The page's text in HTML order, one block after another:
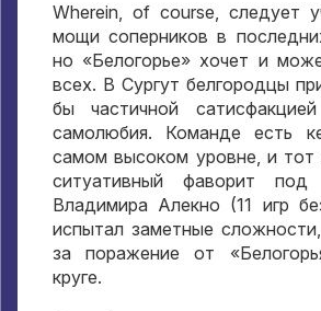
Wherein, of course, следует
мощи соперников в
но «Белогорье» хочет и
всех. В Сургут белгородцы
бы частичной сатисфакцией
самолюбия. Команде есть
самом высоком уровне,и
ситуативный фаворит под
Владимира Алекно (11 игр
испытал заметные сложности,
за поражение от
круге.